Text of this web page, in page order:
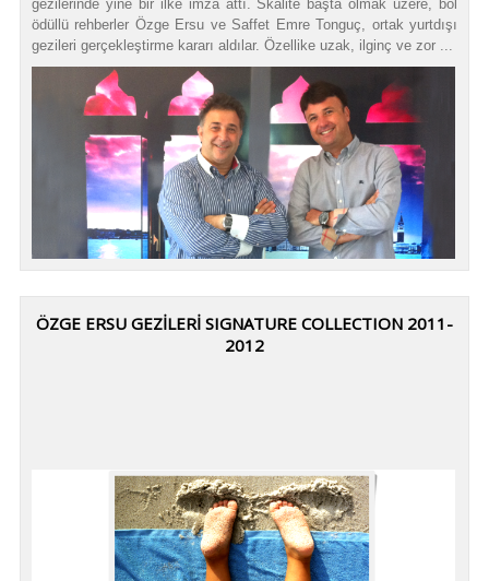
gezilerinde yine bir ilke imza attı. Skalite başta olmak üzere, bol
ödüllü rehberler Özge Ersu ve Saffet Emre Tonguç, ortak yurtdışı
gezileri gerçekleştirme kararı aldılar. Özellike uzak, ilginç ve zor ...
ÖZGE ERSU GEZİLERİ SIGNATURE COLLECTION 2011-
2012